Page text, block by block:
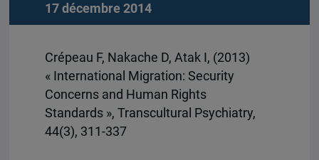
17 décembre 2014
Crépeau F, Nakache D, Atak I, (2013)
« International Migration: Security
Concerns and Human Rights
Standards », Transcultural Psychiatry,
44(3), 311-337